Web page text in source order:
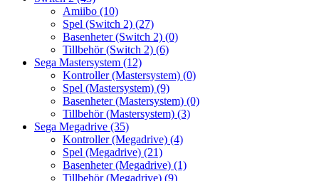
Amiibo (10)
Spel (Switch 2) (27)
Basenheter (Switch 2) (0)
Tillbehör (Switch 2) (6)
Sega Mastersystem (12)
Kontroller (Mastersystem) (0)
Spel (Mastersystem) (9)
Basenheter (Mastersystem) (0)
Tillbehör (Mastersystem) (3)
Sega Megadrive (35)
Kontroller (Megadrive) (4)
Spel (Megadrive) (21)
Basenheter (Megadrive) (1)
Tillbehör (Megadrive) (9)